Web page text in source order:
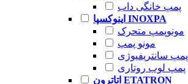
پمپ خانگی داب
اینوکسپا INOXPA
مونوپمپ متحرک
مونو پمپ
پمپ سانتریفیوژی
پمپ لوب روتاری
اتاترون ETATRON